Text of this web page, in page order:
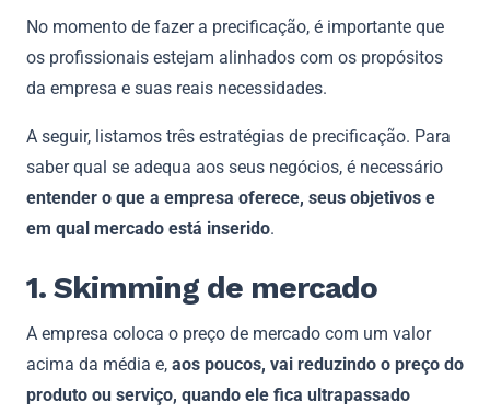
No momento de fazer a precificação, é importante que
os profissionais estejam alinhados com os propósitos
da empresa e suas reais necessidades.
A seguir, listamos três estratégias de precificação. Para
saber qual se adequa aos seus negócios, é necessário
entender o que a empresa oferece, seus objetivos e
em qual mercado está inserido.
1. Skimming de mercado
A empresa coloca o preço de mercado com um valor
acima da média e, aos poucos, vai reduzindo o preço do
produto ou serviço, quando ele fica ultrapassado